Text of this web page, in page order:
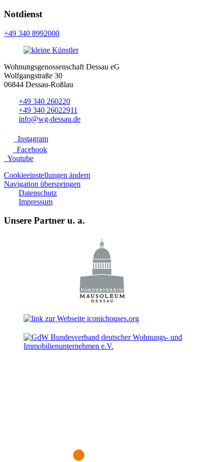
Notdienst
+49 340 8992000
Wohnungsgenossenschaft Dessau eG
Wolfgangstraße 30
06844 Dessau-Roßlau
+49 340 260220
+49 340 26022911
info@wg-dessau.de
Instagram
Facebook
Youtube
Cookieeinstellungen ändern
Navigation überspringen
Datenschutz
Impressum
Unsere Partner u. a.